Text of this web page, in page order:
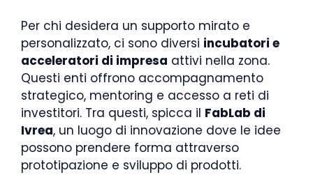
Per chi desidera un supporto mirato e
personalizzato, ci sono diversi incubatori e
acceleratori di impresa attivi nella zona.
Questi enti offrono accompagnamento
strategico, mentoring e accesso a reti di
investitori. Tra questi, spicca il FabLab di
Ivrea, un luogo di innovazione dove le idee
possono prendere forma attraverso
prototipazione e sviluppo di prodotti.